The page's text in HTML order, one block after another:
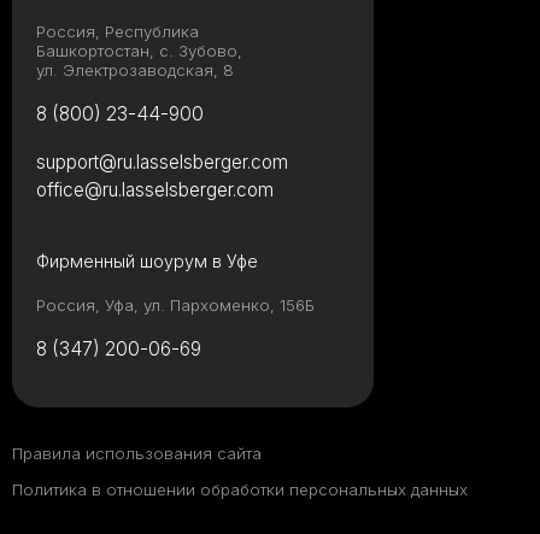
Россия, Республика
Башкортостан, с. Зубово,
ул. Электрозаводская, 8
8 (800) 23-44-900
Фирменный шоурум в Уфе
Россия, Уфа, ул. Пархоменко, 156Б
8 (347) 200-06-69
support@ru.lasselsberger.com
office@ru.lasselsberger.com
Правила использования сайта
Политика в отношении обработки персональных данных